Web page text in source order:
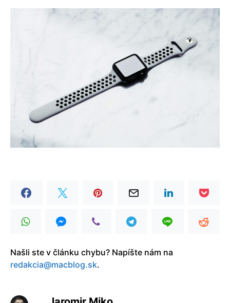
Našli ste v článku chybu? Napíšte nám na
redakcia@macblog.sk.